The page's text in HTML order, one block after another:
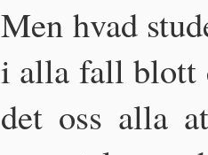
Men hvad
i alla fall blott
det oss alla